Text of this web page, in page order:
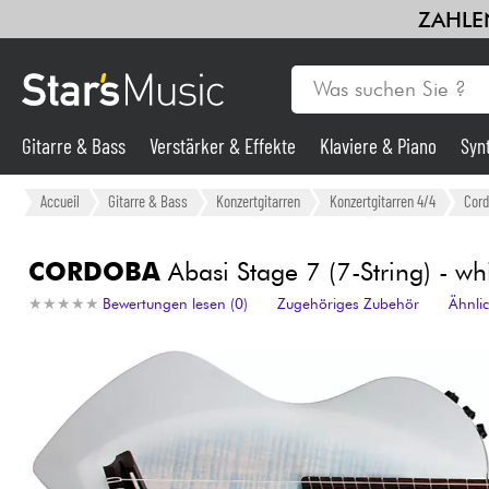
Gitarre & Bass
Synths & samplers
Licht
Violinen & Quartett
Gitarre & Bass Verstärker & Effekte Klaviere & Piano
Accueil Gitarre & Bass Konzertgitarren Konzertgitarren 4/4
CORDOBAAbasi Stage 7 (7-String) -
★ ★ ★ ★ ★
★ ★ ★ ★ ★ Bewertungen lesen (0) Zugehöriges Zubehör